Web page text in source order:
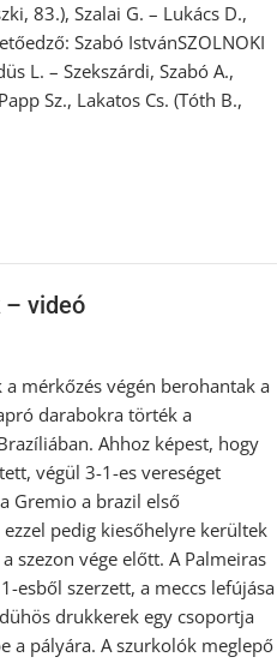
83.), Szalai G. – Lukács D.,
Szabó IstvánSZOLNOKI
L. – Szekszárdi, Szabó A.,
Sz., Lakatos Cs. (Tóth B.,
– videó
a mérkőzés végén berohantak a
darabokra törték a
Ahhoz képest, hogy
végül 3-1-es vereséget
Gremio a brazil első
pedig kiesőhelyre kerültek
szezon vége előtt. A Palmeiras
esből szerzett, a meccs lefújása
drukkerek egy csoportja
a pályára. A szurkolók meglepő